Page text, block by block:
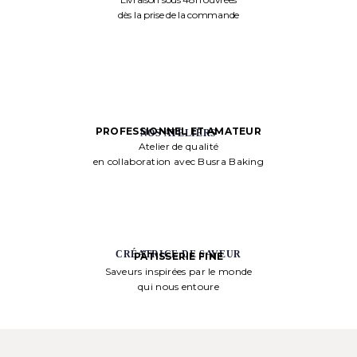
dès la prise de la commande
NOS ATELIERS
PROFESSIONNEL ET AMATEUR
Atelier de qualité
en collaboration avec Busra Baking
CRÉATRICE DE SAVEUR
PÂTISSERIE FINE
Saveurs inspirées par le monde
qui nous entoure